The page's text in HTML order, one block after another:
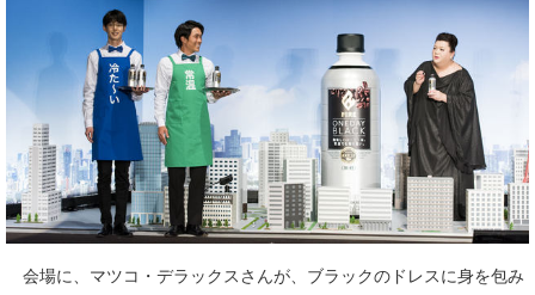
会場に、マツコ・デラックスさんが、ブラックのドレスに身を包み